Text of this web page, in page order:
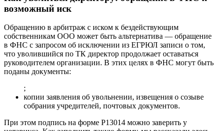
возможный иск
Обращению в арбитраж с иском к бездействующим
собственникам ООО может быть альтернатива — обращение
в ФНС с запросом об исключении из ЕГРЮЛ записи о том,
что уволившийся по ТК директор продолжает оставаться
руководителем организации. В этих целях в ФНС могут быть
поданы документы:
;
копии заявления об увольнении, извещения о созыве
собрания учредителей, почтовых документов.
При этом подпись на форме Р13014 можно заверить у